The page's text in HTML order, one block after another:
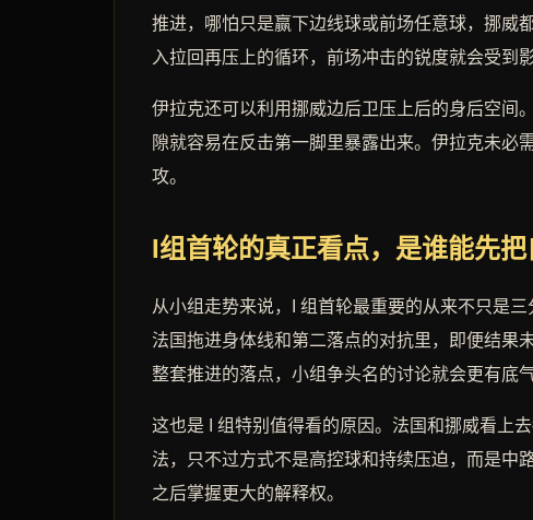
推进，哪怕只是赢下边线球或前场任意球，挪威
入拉回再压上的循环，前场冲击的锐度就会受到影
伊拉克还可以利用挪威边后卫压上后的身后空间
隙就容易在反击第一脚里暴露出来。伊拉克未必
攻。
I组首轮的真正看点，是谁能先
从小组走势来说，I 组首轮最重要的从来不只是
法国拖进身体线和第二落点的对抗里，即便结果
整套推进的落点，小组争头名的讨论就会更有底
这也是 I 组特别值得看的原因。法国和挪威看上
法，只不过方式不是高控球和持续压迫，而是中
之后掌握更大的解释权。